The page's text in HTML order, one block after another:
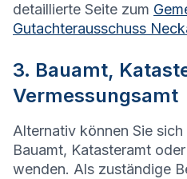
detaillierte Seite zum
Gutachterausschuss
3. Bauamt,
Vermessungsamt
Alternativ können Sie
Bauamt, Katasteramt
wenden. Als zuständige